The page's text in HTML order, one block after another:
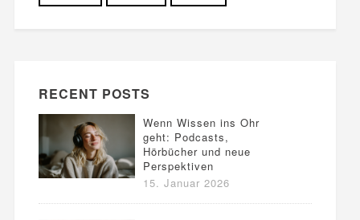
RECENT POSTS
Wenn Wissen ins Ohr
geht: Podcasts,
Hörbücher und neue
Perspektiven
15. Januar 2026